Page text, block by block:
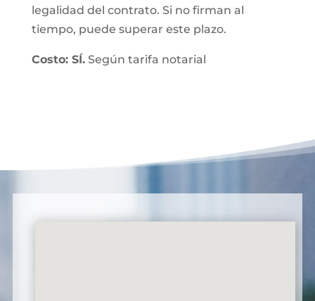
legalidad del contrato. Si no firman al
tiempo, puede superar este plazo.
Costo: SÍ.Según tarifa notarial